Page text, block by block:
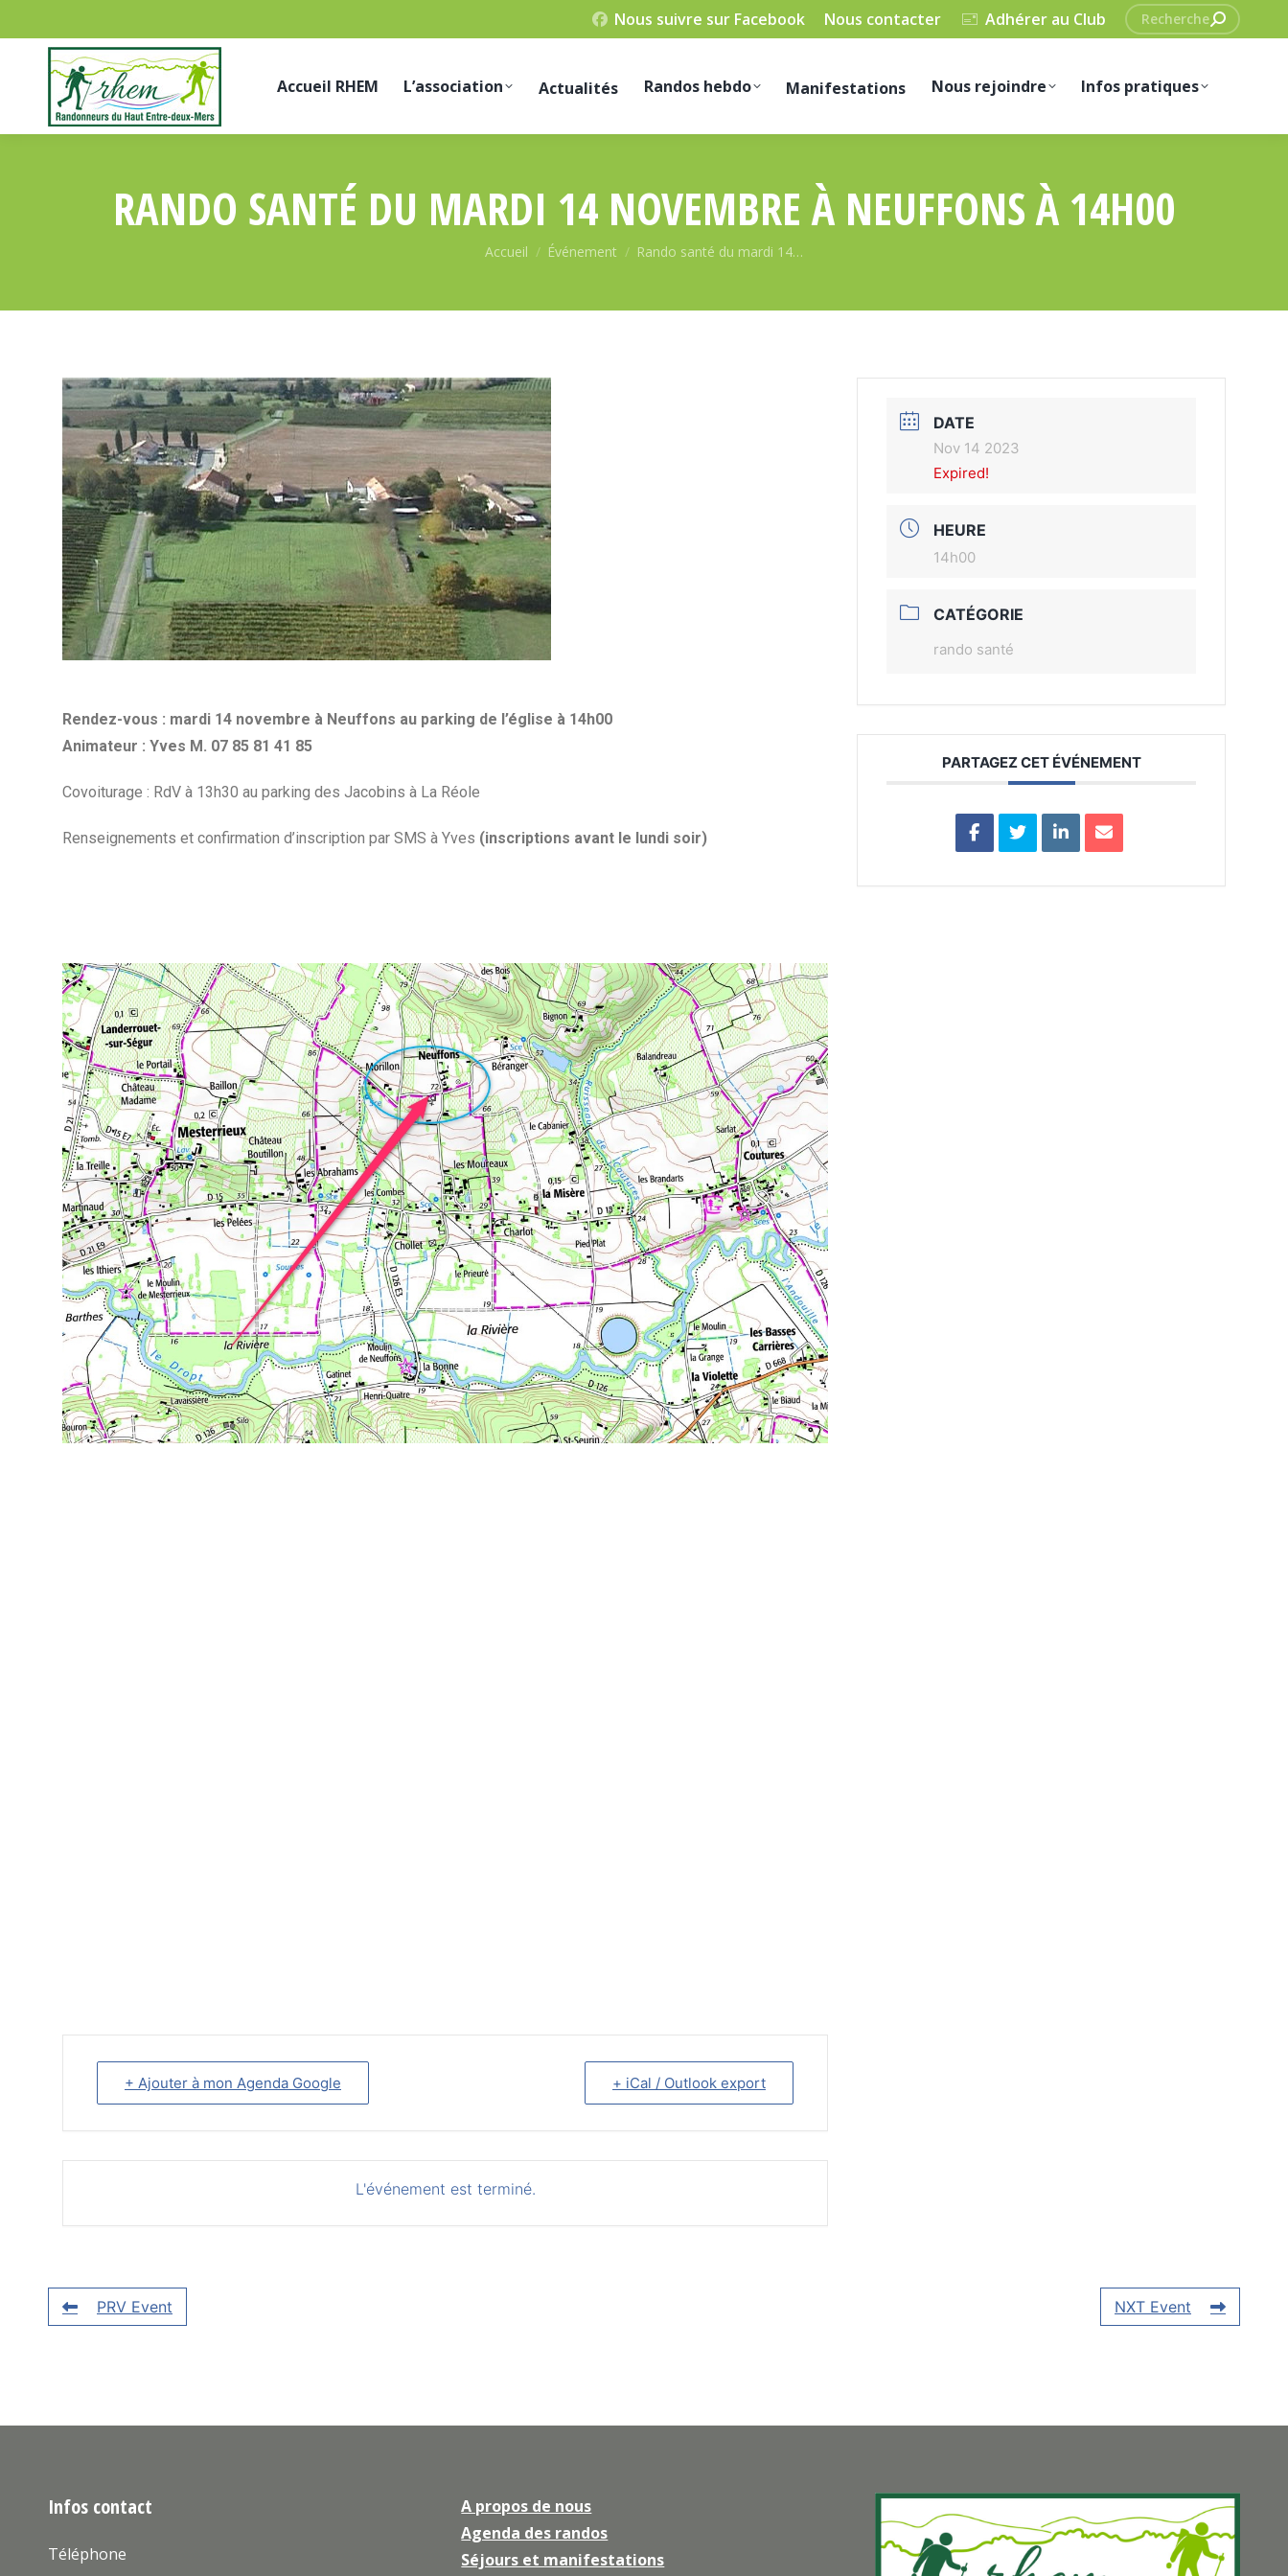
Nous suivre sur Facebook Nous contacter Adhérer au Club
Recherche
:
Accueil RHEM L’association Actualités Randos hebdo Manifestations Nous rejoindre Infos pratiques
RANDO SANTÉ DU MARDI 14 NOVEMBRE À NEUFFONS À 14H00
Vous êtes ici :
Accueil Événement Rando santé du mardi 14…
Rendez-vous : mardi 14 novembre à Neuffons au parking de l’église à 14h00
Animateur : Yves M. 07 85 81 41 85
Covoiturage : RdV à 13h30 au parking des Jacobins à La Réole
Renseignements et confirmation d’inscription par SMS à Yves (inscriptions avant le lundi soir)
+ Ajouter à mon Agenda Google + iCal / Outlook export
L'événement est terminé.
DATE
Nov 14 2023
Expired!
HEURE
14h00
CATÉGORIE
rando santé
PARTAGEZ CET ÉVÉNEMENT
PRV Event NXT Event
Infos contact
Téléphone
A propos de nous
Agenda des randos
Séjours et manifestations